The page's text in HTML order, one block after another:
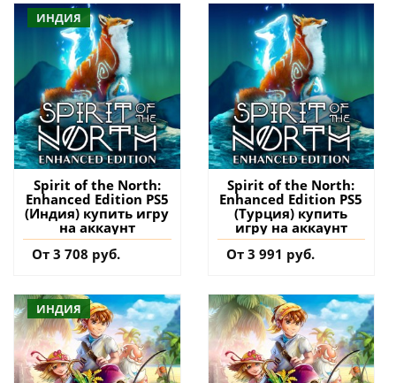
ИНДИЯ
Spirit of the North:
Enhanced Edition PS5
(Индия) купить игру
на аккаунт
От 3 708 руб.
Spirit of the North:
Enhanced Edition PS5
(Турция) купить
игру на аккаунт
От 3 991 руб.
ИНДИЯ